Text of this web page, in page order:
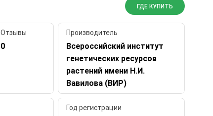
ГДЕ КУПИТЬ
Отзывы
0
Производитель
Всероссийский институт
генетических ресурсов
растений имени Н.И.
Вавилова (ВИР)
Год регистрации